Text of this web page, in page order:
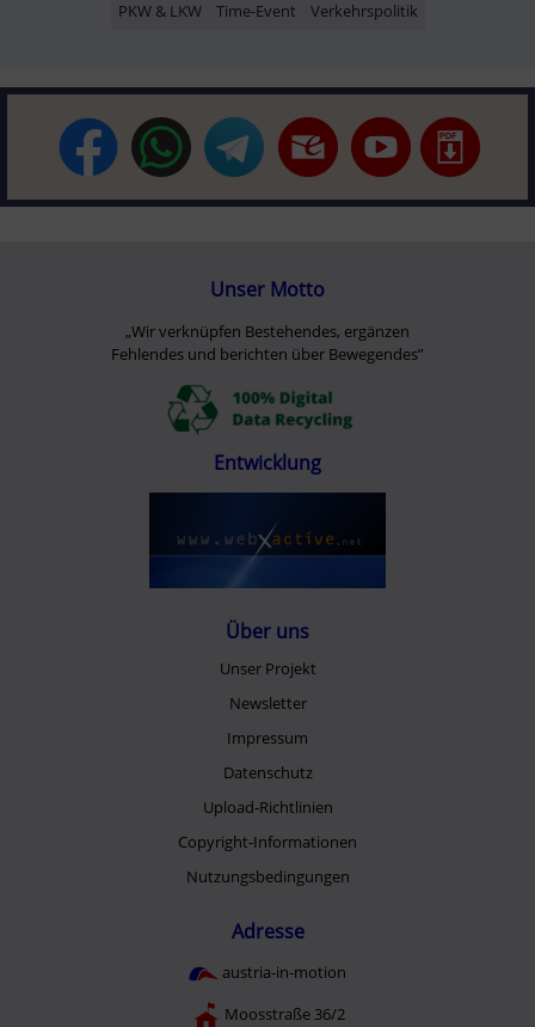
PKW & LKW
Time-Event Verkehrspolitik
Unser Motto
„Wir verknüpfen Bestehendes, ergänzen
Fehlendes und berichten über Bewegendes”
Entwicklung
Über uns
Unser Projekt
Newsletter
Impressum
Datenschutz
Upload-Richtlinien
Copyright-Informationen
Nutzungsbedingungen
Adresse
austria-in-motion
Moosstraße 36/2